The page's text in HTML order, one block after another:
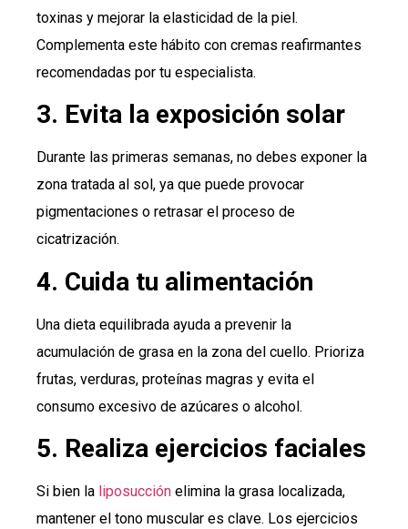
toxinas y mejorar la elasticidad de la piel.
Complementa este hábito con cremas reafirmantes
recomendadas por tu especialista.
3. Evita la exposición solar
Durante las primeras semanas, no debes exponer la
zona tratada al sol, ya que puede provocar
pigmentaciones o retrasar el proceso de
cicatrización.
4. Cuida tu alimentación
Una dieta equilibrada ayuda a prevenir la
acumulación de grasa en la zona del cuello. Prioriza
frutas, verduras, proteínas magras y evita el
consumo excesivo de azúcares o alcohol.
5. Realiza ejercicios faciales
Si bien la liposucción elimina la grasa localizada,
mantener el tono muscular es clave. Los ejercicios